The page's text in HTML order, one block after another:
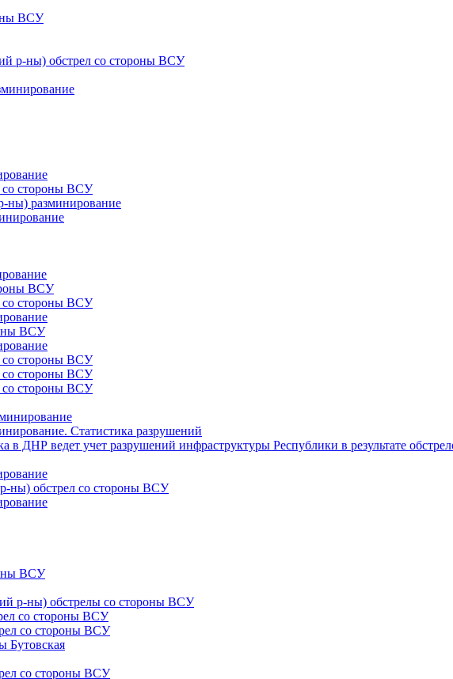
ВСУ
р-ны) обстрел со стороны ВСУ
со стороны ВСУ
ны) разминирование
ВСУ
со стороны ВСУ
ВСУ
со стороны ВСУ
со стороны ВСУ
со стороны ВСУ
Статистика разрушений
в ДНР ведет учет разрушений инфраструктуры Республики в результате
ны) обстрел со стороны ВСУ
ВСУ
р-ны) обстрелы со стороны ВСУ
со стороны ВСУ
со стороны ВСУ
Бутовская
со стороны ВСУ